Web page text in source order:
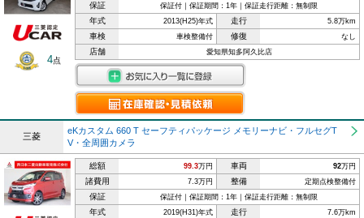
4点
保証 保証付｜保証期間：1年｜保証走行距離：無制限
年式 2013(H25)年式 走行 5.8万km
車検 車検整備付 修復 なし
店舗 愛知県知多阿久比店
三菱
eKカスタム 660 T セーフティパッケージ メモリーナビ・フルセグT
V・全周囲カメラ
総額 99.3万円 車両 92万円
諸費用 7.3万円 整備 定期点検整備付
保証 保証付｜保証期間：1年｜保証走行距離：無制限
年式 2019(H31)年式 走行 7.6万km